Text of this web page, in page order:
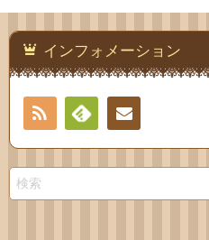
インフォメーション
RSS
Feedly連絡